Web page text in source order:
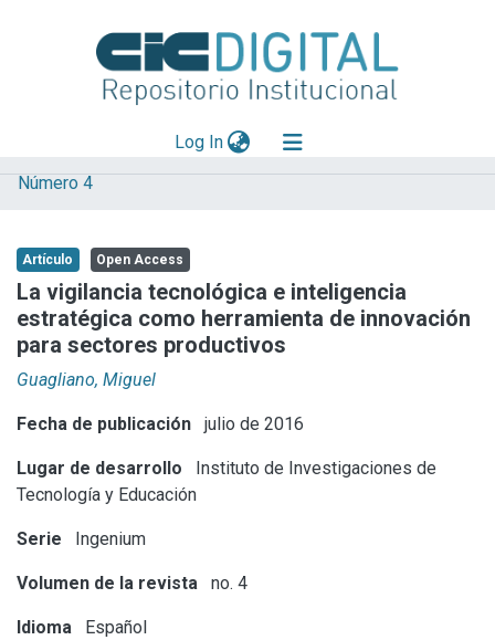
Log In(current)
Explorar
Aportar material
Statistics
Número 4
Artículo Open Access
La vigilancia tecnológica e inteligencia
estratégica como herramienta de innovación
para sectores productivos
Guagliano, Miguel
Fecha de publicación julio de 2016
Lugar de desarrollo
Instituto de Investigaciones de
Tecnología y Educación
Serie Ingenium
Volumen de la revista no. 4
Idioma Español